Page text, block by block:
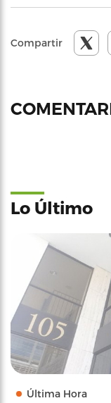
Compartir
Lo Último
Última Hora